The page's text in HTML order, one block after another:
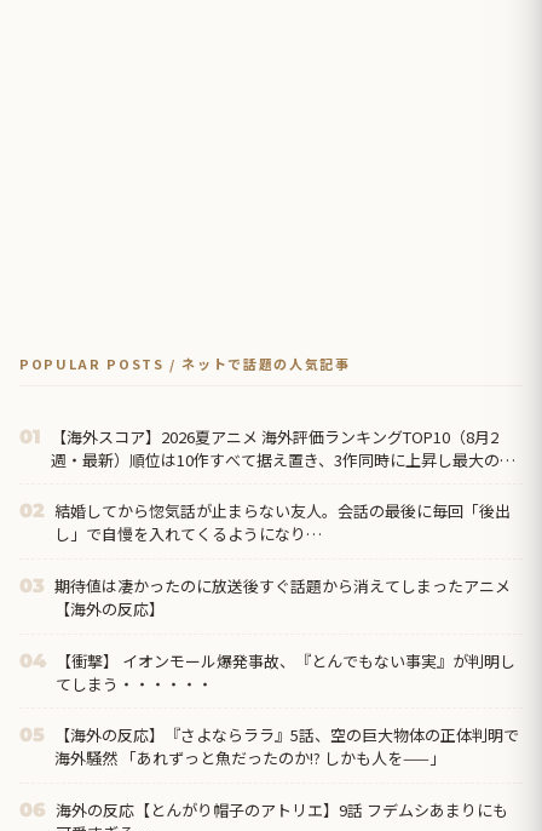
POPULAR POSTS / ネットで話題の人気記事
01
【海外スコア】2026夏アニメ 海外評価ランキングTOP10（8月2
週・最新）順位は10作すべて据え置き、3作同時に上昇し最大の上
02 結婚してから惚気話が止まらない友人。会話の最後に毎回「後出
し」で自慢を入れてくるようになり…
03 期待値は凄かったのに放送後すぐ話題から消えてしまったアニメ
【海外の反応】
04
【衝撃】 イオンモール爆発事故、『とんでもない事実』が判明し
てしまう・・・・・・
05
【海外の反応】『さよならララ』5話、空の巨大物体の正体判明で
海外騒然 「あれずっと魚だったのか!? しかも人を——」
06 海外の反応【とんがり帽子のアトリエ】9話 フデムシあまりにも